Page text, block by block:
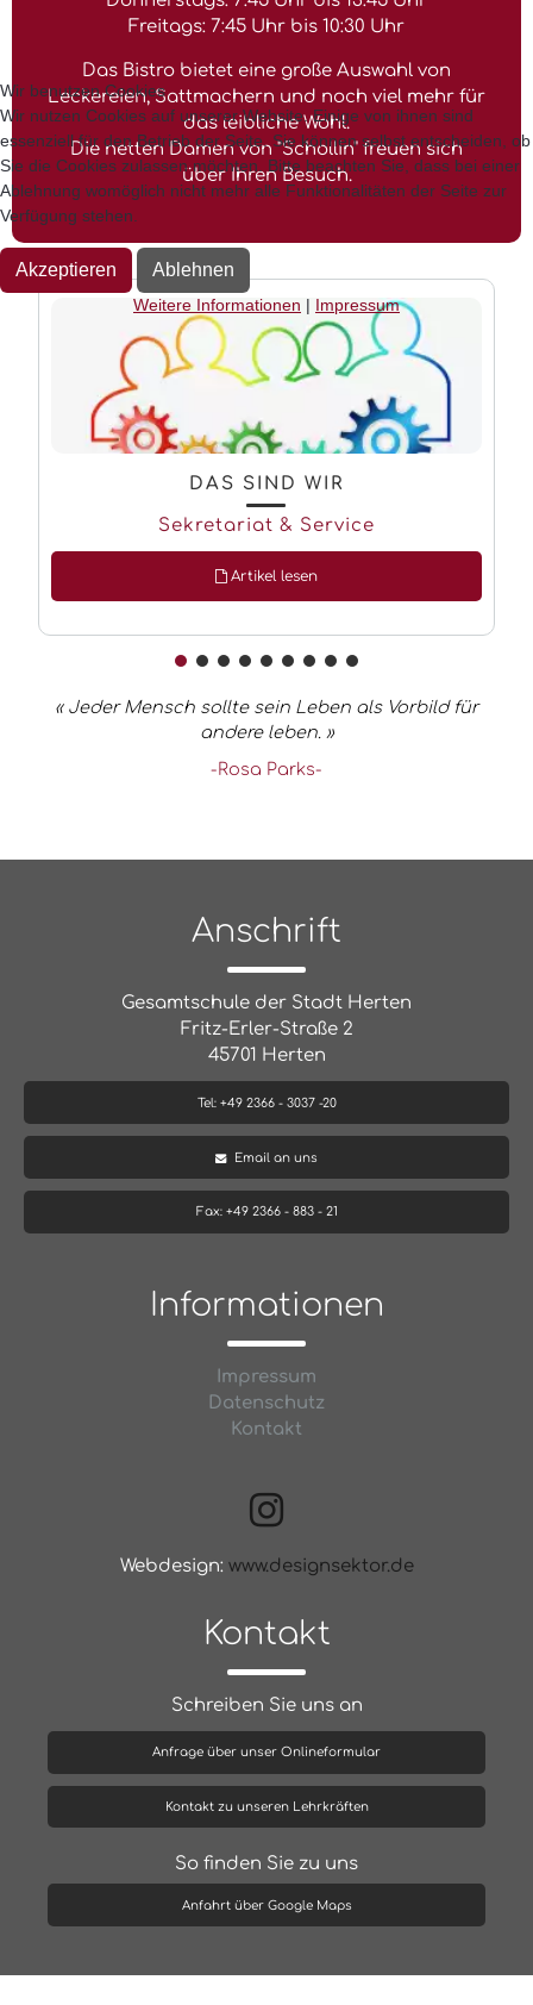
Freitags: 7:45 Uhr bis 10:30 Uhr
Das Bistro bietet eine große Auswahl von
Leckereien, Sattmachern und noch viel mehr für
das leibliche Wohl.
Die netten Damen von "Schollin" freuen sich
über Ihren Besuch.
DAS SIND WIR
Sekretariat & Service
Artikel lesen
« Jeder Mensch sollte sein Leben als Vorbild für
andere leben. »
-Rosa Parks-
Anschrift
Gesamtschule der Stadt Herten
Fritz-Erler-Straße 2
45701 Herten
Tel: +49 2366 - 3037 -20
Email an uns
Fax: +49 2366 - 883 - 21
Informationen
Impressum
Datenschutz
Kontakt
Webdesign: www.designsektor.de
Kontakt
Schreiben Sie uns an
Anfrage über unser Onlineformular
Kontakt zu unseren Lehrkräften
So finden Sie zu uns
Anfahrt über Google Maps
Wir benutzen Cookies
Wir nutzen Cookies auf unserer Website. Einige von ihnen sind
essenziell für den Betrieb der Seite. Sie können selbst entscheiden, ob
Sie die Cookies zulassen möchten. Bitte beachten Sie, dass bei einer
Ablehnung womöglich nicht mehr alle Funktionalitäten der Seite zur
Verfügung stehen.
Akzeptieren Ablehnen
Weitere Informationen | Impressum